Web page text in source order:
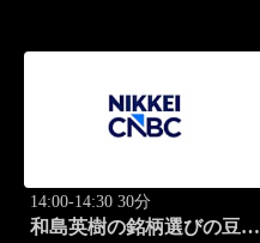
14:00-14:30 30分
和島英樹の銘柄選びの豆知